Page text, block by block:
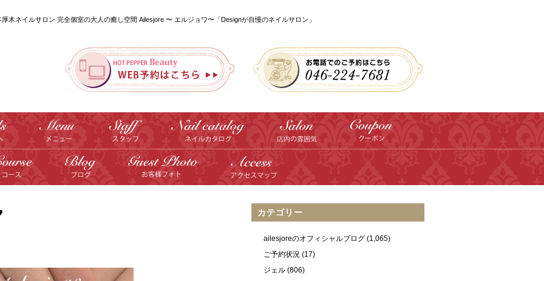
厚木ネイルサロン 完全個室の大人の癒し空間 Ailesjore 〜 エルジョワ〜「Designが自慢のネイルサロン」
カテゴリー
ailesjoreのオフィシャルブログ (1,065)
ご予約状況 (17)
ジェル (806)